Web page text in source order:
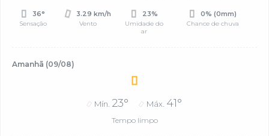
36°
Sensação
3.29 km/h
Vento
23%
Umidade do
ar
0% (0mm)
Chance de chuva
Amanhã (09/08)
Mín. 23° Máx. 41°
Tempo limpo